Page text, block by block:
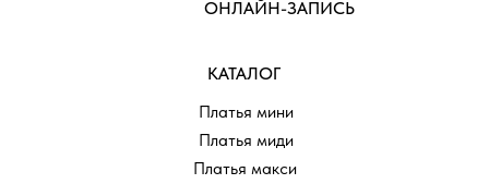
ОНЛАЙН-ЗАПИСЬ
КАТАЛОГ
Платья мини
Платья миди
Платья макси